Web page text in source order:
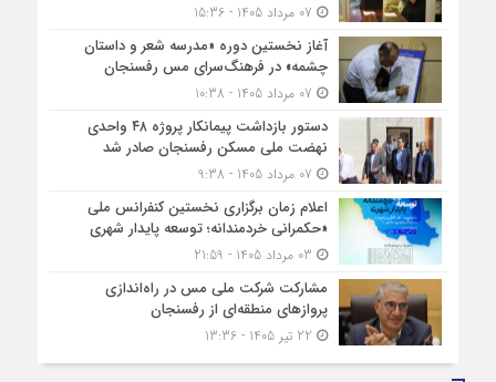
آغاز نخستین دوره «مدرسه شعر و داستان
چشمه» در فرهنگ‌سرای مس رفسنجان
دستور بازداشت پیمانکار پروژه ۴۸ واحدی
نهضت ملی مسکن رفسنجان صادر شد
اعلام زمان برگزاری نخستین کنفرانس ملی
«حکمرانی خردمندانه؛ توسعه پایدار شهری
مشارکت شرکت ملی مس در راه‌اندازی
پروازهای منطقه‌ای از رفسنجان